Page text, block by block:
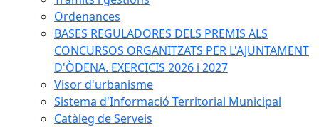
Ordenances
BASES REGULADORES DELS PREMIS ALS
CONCURSOS ORGANITZATS PER L'AJUNTAMENT
D'ÒDENA. EXERCICIS 2026 i 2027
Visor d'urbanisme
Sistema d'Informació Territorial Municipal
Catàleg de Serveis